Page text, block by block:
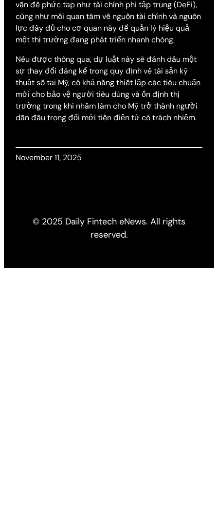
vấn đề phức tạp như tài chính phi tập trung (DeFi),
cũng như mối quan tâm về nguồn tài chính và nguồn
lực đầy đủ cho cơ quan này để quản lý hiệu quả
một thị trường đang phát triển nhanh chóng.
Nếu được thông qua, dự luật này sẽ đánh dấu một
sự thay đổi đáng kể trong quy định về tài sản kỹ
thuật số tại Mỹ, có khả năng thiết lập các tiêu chuẩn
mới cho bảo vệ người tiêu dùng và ổn định thị
trường trong khi nhằm làm cho Mỹ trở thành người
dẫn đầu trong đổi mới tiền điện tử có trách nhiệm.
November 11, 2025
© 2025 Daily Fintech eNews. All rights
reserved.